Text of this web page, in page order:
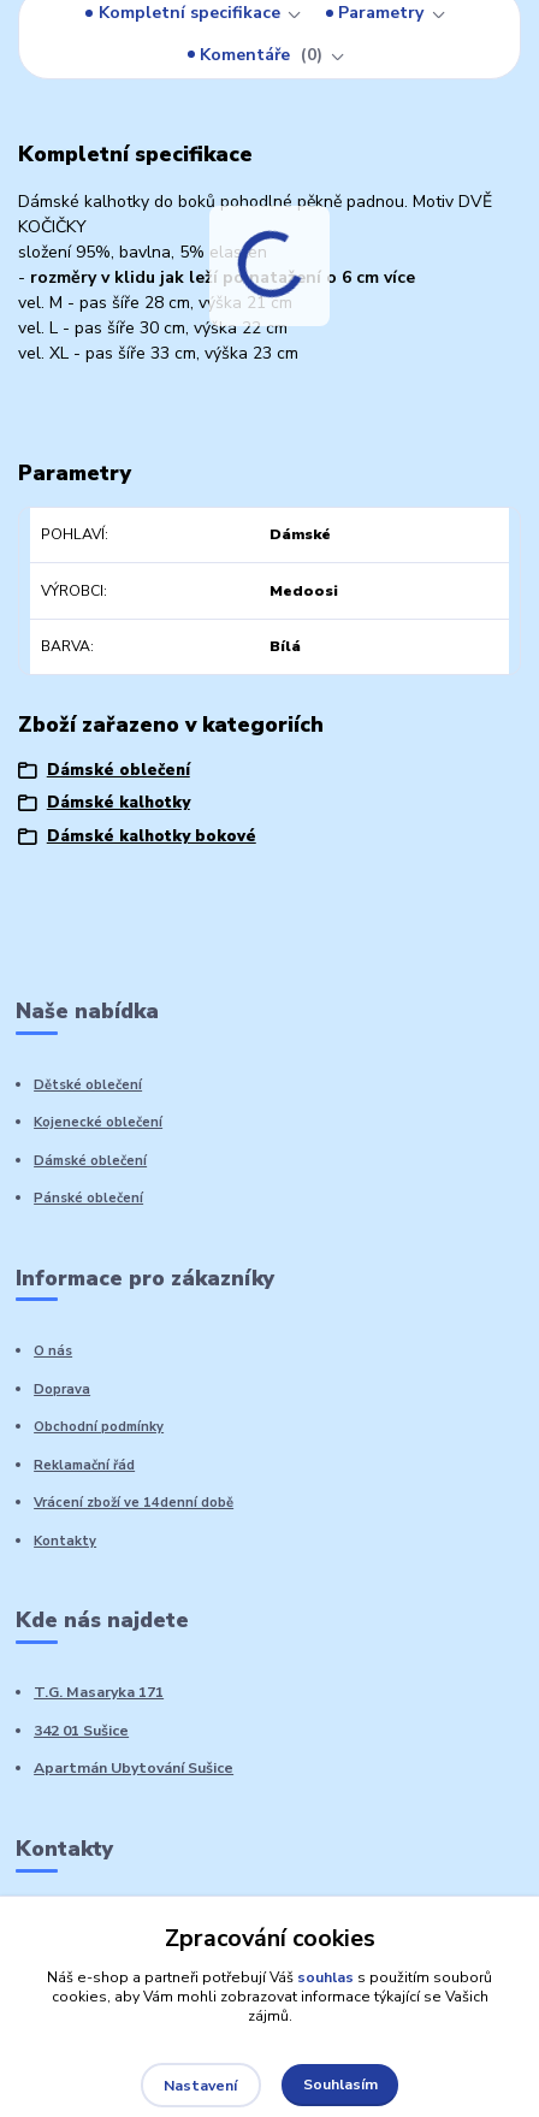
Kompletní specifikace
Parametry
Komentáře
0
Kompletní specifikace
Dámské kalhotky do boků pohodlné pěkně padnou. Motiv DVĚ
KOČIČKY
složení 95%, bavlna, 5% elasten
- rozměry v klidu jak leží po natažení o 6 cm více
vel. M - pas šíře 28 cm, výška 21 cm
vel. L - pas šíře 30 cm, výška 22 cm
vel. XL - pas šíře 33 cm, výška 23 cm
Parametry
POHLAVÍ Dámské
VÝROBCI Medoosi
BARVA Bílá
Zboží zařazeno v kategoriích
Dámské oblečení
Dámské kalhotky
Dámské kalhotky bokové
Naše nabídka
Dětské oblečení
Kojenecké oblečení
Dámské oblečení
Pánské oblečení
Informace pro zákazníky
O nás
Doprava
Obchodní podmínky
Reklamační řád
Vrácení zboží ve 14denní době
Kontakty
Kde nás najdete
T.G. Masaryka 171
342 01 Sušice
Apartmán Ubytování Sušice
Kontakty
Zpracování cookies
Náš e-shop a partneři potřebují Váš souhlas s použitím souborů
cookies, aby Vám mohli zobrazovat informace týkající se Vašich
zájmů.
Nastavení Souhlasím